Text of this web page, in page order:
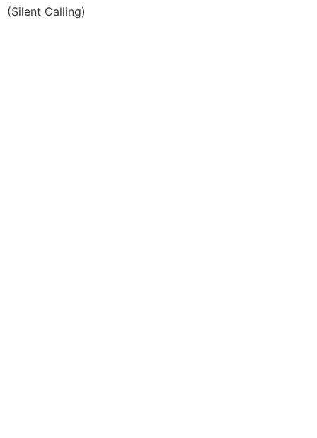
(Silent Calling)